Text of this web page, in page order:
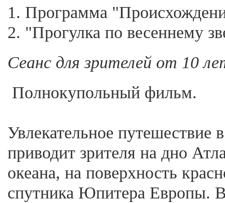
1. Программа
2. "Прогулка по весеннему
Сеанс для зрителей от 10
Полнокупольный фильм.
Увлекательное путешествие
приводит зрителя на дно
океана, на поверхность
спутника Юпитера Европы.